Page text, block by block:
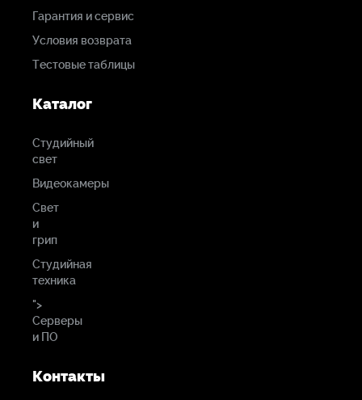
Гарантия и сервис
Условия возврата
Тестовые таблицы
Каталог
Студийный
свет
Видеокамеры
Свет
и
грип
Студийная
техника
">
Серверы
и ПО
Контакты